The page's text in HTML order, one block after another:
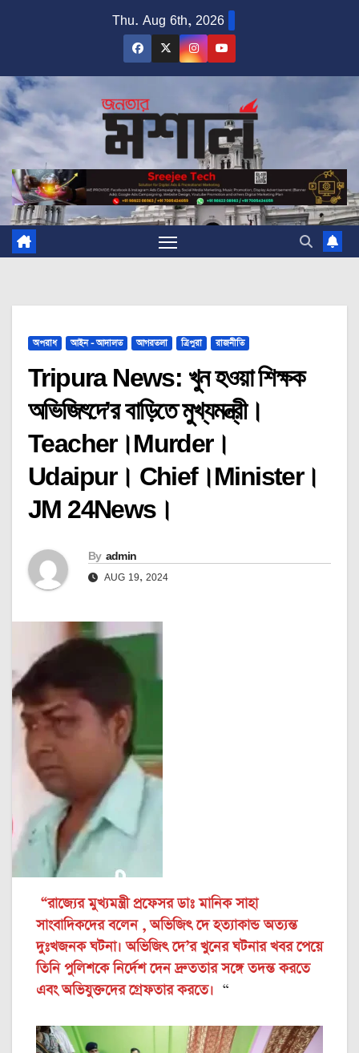
Thu. Aug 6th, 2026
অপরাধ আইন - আদালত আগরতলা ত্রিপুরা রাজনীতি
Tripura News: খুন হওয়া শিক্ষক
অভিজিৎদে’র বাড়িতে মুখ্যমন্ত্রী।
Teacher।Murder।
Udaipur। Chief।Minister।
JM 24News।
By admin
AUG 19, 2024
“রাজ্যের মুখ্যমন্ত্রী প্রফেসর ডাঃ মানিক সাহা
সাংবাদিকদের বলেন , অভিজিৎ দে হত্যাকান্ড অত্যন্ত
দুঃখজনক ঘটনা। অভিজিৎ দে’র খুনের ঘটনার খবর পেয়ে
তিনি পুলিশকে নির্দেশ দেন দ্রুততার সঙ্গে তদন্ত করতে
এবং অভিযুক্তদের গ্রেফতার করতে। “